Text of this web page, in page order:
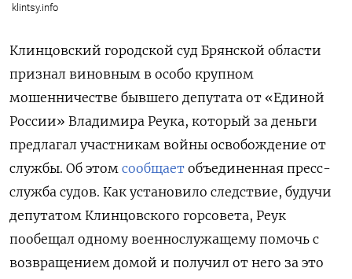
klintsy.info
Клинцовский городской суд Брянской области
признал виновным в особо крупном
мошенничестве бывшего депутата от «Единой
России» Владимира Реука, который за деньги
предлагал участникам войны освобождение от
службы. Об этом сообщает объединенная пресс-
служба судов. Как установило следствие, будучи
депутатом Клинцовского горсовета, Реук
пообещал одному военнослужащему помочь с
возвращением домой и получил от него за это